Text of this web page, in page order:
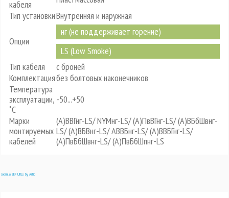
кабеля
Тип установкиВнутренняя и наружная
Опции
нг (не поддерживает горение)
LS (Low Smoke)
Тип кабеля
с броней
Комплектациябез болтовых наконечников
Температура
эксплуатации,
˚С
-50...+50
Марки
монтируемых
кабелей
(А)ВВГнг-LS/ NYMнг-LS/ (А)ПвВГнг-LS/ (А)ВБбШвнг-
LS/ (А)ВБВнг-LS/ АВВБнг-LS/ (А)ВВБГнг-LS/
(А)ПвБбШвнг-LS/ (А)ПвБбШпнг-LS
Joomla SEF URLs by Artio